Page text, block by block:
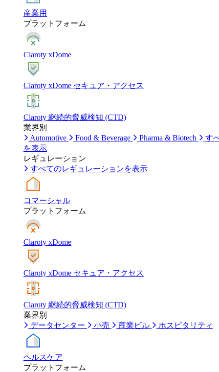
産業用
プラットフォーム
Claroty xDome
Claroty xDome セキュア・アクセス
Claroty 継続的脅威検知 (CTD)
業界別
Automotive
Food & Beverage Pharma & Biotech
す
を表示
レギュレーション
すべてのレギュレーションを表示
コマーシャル
プラットフォーム
Claroty xDome
Claroty xDome セキュア・アクセス
Claroty 継続的脅威検知 (CTD)
業界別
データセンター
小売 商業ビル ホスピタリティ
ヘルスケア
プラットフォーム